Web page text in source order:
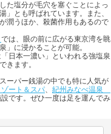
た塩分が毛穴を塞ぐことによっ
」とも呼ばれています。また、
潤うほか、殺菌作用もあるので
では、眼の前に広がる東京湾を眺
」に浸かることが可能。
日本一濃い」といわれる強塩泉
きます。
ーパー銭湯の中でも特に人気が
ート＆スパ、 紀州みなべ温泉
です。ぜひ一度は足を運んでみ